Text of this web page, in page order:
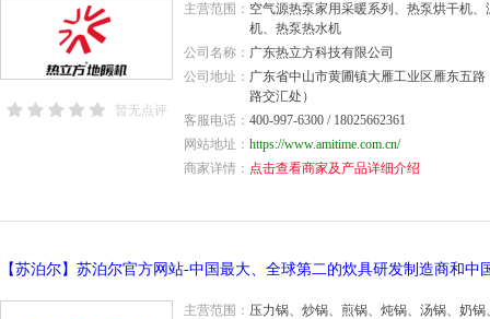
暂无点评
主营范围： 空气源热泵家用采暖系列、热泵烘干机
机、热泵热水机
公司名称： 广东热立方科技有限公司
公司地址： 广东省中山市黄圃镇大雁工业区雁东五
路交汇处）
客服电话：400-997-6300 / 18025662361
网站地址：https://www.amitime.com.cn/
商家详情： 点击查看商家及产品详细介绍
主营范围： 压力锅、炒锅、煎锅、炖锅、汤锅、奶